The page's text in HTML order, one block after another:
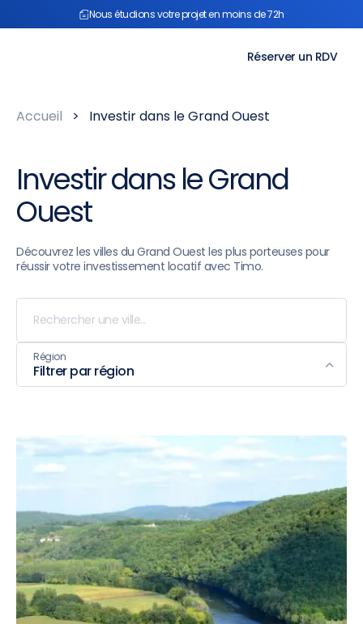
contenu
Nous étudions votre projet en moins de 72h
Réserver un RDV
Accueil > Investir dans le Grand Ouest
Investir dans le Grand
Ouest
Découvrez les villes du Grand Ouest les plus porteuses pour
réussir votre investissement locatif avec Timo.
Région
Filtrer par région